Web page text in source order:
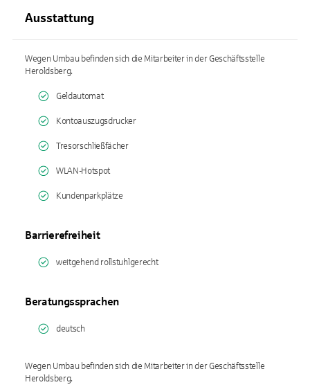
Ausstattung
Wegen Umbau befinden sich die Mitarbeiter in der Geschäftsstelle
Heroldsberg.
Geldautomat
Kontoauszugsdrucker
Tresorschließfächer
WLAN-Hotspot
Kundenparkplätze
Barrierefreiheit
weitgehend rollstuhlgerecht
Beratungssprachen
deutsch
Wegen Umbau befinden sich die Mitarbeiter in der Geschäftsstelle
Heroldsberg.